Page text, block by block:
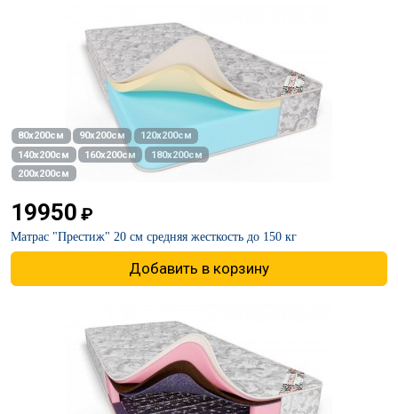
80х200см 90х200см
120х200см
140х200см
160х200см
180х200см
200х200см
19950 ₽
Матрас "Престиж" 20 см средняя жесткость до 150 кг
Добавить в корзину